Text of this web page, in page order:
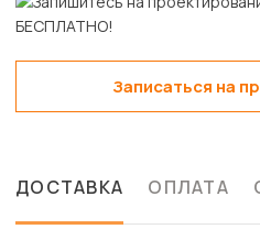
Записаться на
ДОСТАВКА ОПЛАТА